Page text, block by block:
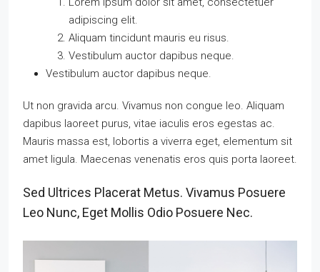
adipiscing elit.
Aliquam tincidunt mauris eu risus.
Vestibulum auctor dapibus neque.
Vestibulum auctor dapibus neque.
Ut non gravida arcu. Vivamus non congue leo. Aliquam
dapibus laoreet purus, vitae iaculis eros egestas ac.
Mauris massa est, lobortis a viverra eget, elementum sit
amet ligula. Maecenas venenatis eros quis porta laoreet.
Sed Ultrices Placerat Metus. Vivamus Posuere
Leo Nunc, Eget Mollis Odio Posuere Nec.